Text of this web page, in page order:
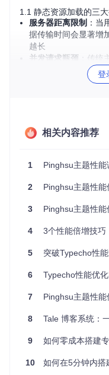
1.1 静态资源加载的三
服务器距离限制 ：当
据传输时间会显著增
越长
并发请求瓶颈 ：传
求会造成堵塞，好比
：未优
车运输小件包裹
缩略图策略缺失：未
资源请求分散：图片
图1：优化前的Pinghsu
之路
2.1 阶段一：CDN加速
已注册的CDN服务账
CDN加速域名（格式
原始图片存储地址（
操作步骤
登
相关内容推荐
1 Pinghsu主题性能调优
2 Pinghsu主题性能优
3 Pinghsu主题性能优
4 3个性能倍增技巧：
5 突破Typecho性能瓶颈
6 Typecho性能优化实战
7 Pinghsu主题性
8 Tale 博客系统：
9 如何零成本搭建专业
10 如何在5分钟内搭建专